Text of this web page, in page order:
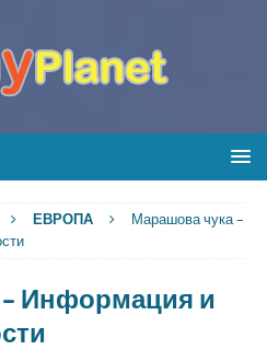
ЕВРОПА
Марашова чука –
Информация и